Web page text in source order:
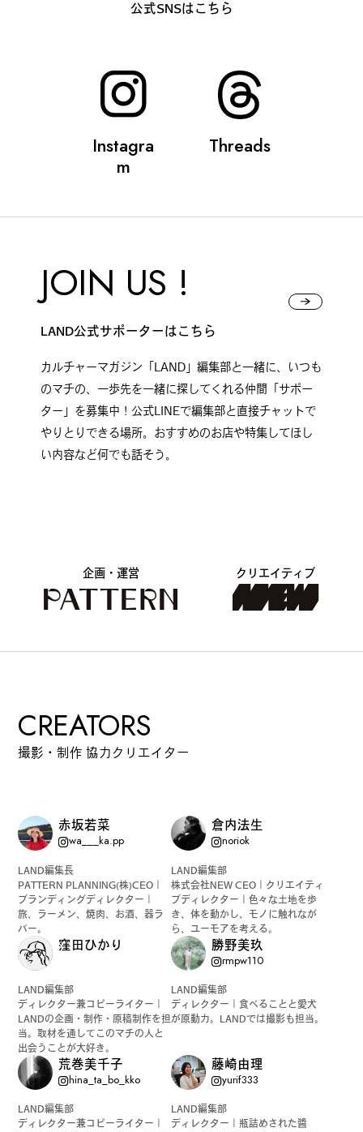
プレゼントフォー・ユー
# 昼飲み・春飲み
#おすすめ手土産
ーティン
# ボクと麺
# イベント
ショッピング
#
FOLLOW US
公式SNSはこちら
公式SNSはこちら
Instagra
m
Threads
JOIN US !
LAND公式サポーターはこちら
カルチャーマガジン「LAND」編集部と一緒に、いつも
のマチの、一歩先を一緒に探してくれる仲間「サポー
ター」を募集中！公式LINEで編集部と直接チャットで
やりとりできる場所。おすすめのお店や特集してほし
い内容など何でも話そう。
企画・運営 クリエイティブ
CREATORS
撮影・制作 協力クリエイター
赤坂若菜
wa___ka.pp
LAND編集長
PATTERN PLANNING(株)CEO｜
ブランディングディレクター｜
旅、ラーメン、焼肉、お酒、器ラ
バー。
倉内法生
noriok
LAND編集部
株式会社NEW CEO｜クリエイティ
ブディレクター｜色々な土地を歩
き、体を動かし、モノに触れなが
ら、ユーモアを考える。
窪田ひかり
LAND編集部
ディレクター兼コピーライター｜
LANDの企画・制作・原稿制作を担
当。取材を通してこのマチの人と
出会うことが大好き。
勝野美玖
rmpw110
LAND編集部
ディレクター｜食べることと愛犬
が原動力。LANDでは撮影も担当。
荒巻美千子
hina_ta_bo_kko
LAND編集部
ディレクター兼コピーライター｜
藤崎由理
yurif333
LAND編集部
ディレクター｜瓶詰めされた醬